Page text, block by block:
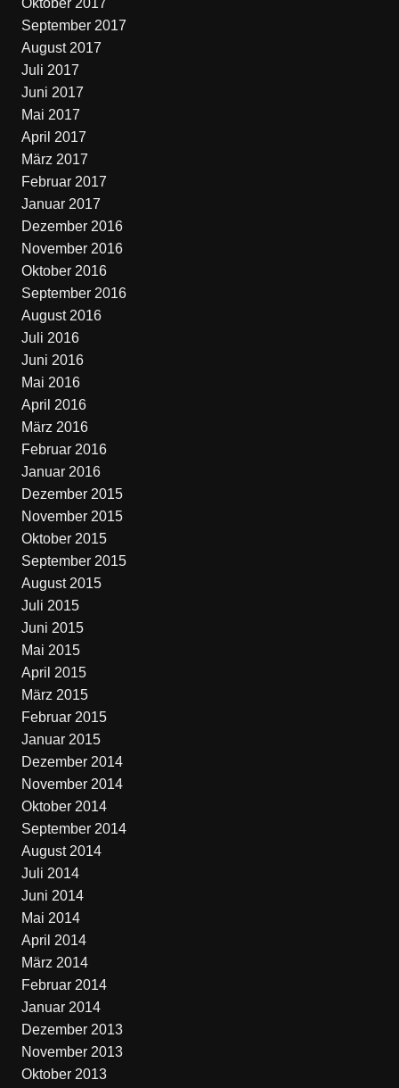
Oktober 2017
September 2017
August 2017
Juli 2017
Juni 2017
Mai 2017
April 2017
März 2017
Februar 2017
Januar 2017
Dezember 2016
November 2016
Oktober 2016
September 2016
August 2016
Juli 2016
Juni 2016
Mai 2016
April 2016
März 2016
Februar 2016
Januar 2016
Dezember 2015
November 2015
Oktober 2015
September 2015
August 2015
Juli 2015
Juni 2015
Mai 2015
April 2015
März 2015
Februar 2015
Januar 2015
Dezember 2014
November 2014
Oktober 2014
September 2014
August 2014
Juli 2014
Juni 2014
Mai 2014
April 2014
März 2014
Februar 2014
Januar 2014
Dezember 2013
November 2013
Oktober 2013